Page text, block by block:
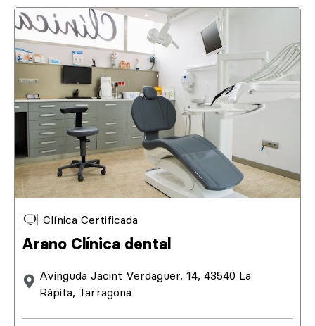
Clínica Certificada
Arano Clínica dental
Avinguda Jacint Verdaguer, 14, 43540 La
Ràpita, Tarragona